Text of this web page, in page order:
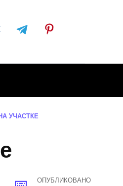
УЧАСТКЕ
ОПУБЛИКОВАНО